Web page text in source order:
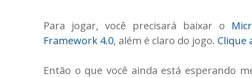
Para jogar, você precisará baixar o
Framework 4.0, além é claro do jogo. Clique
Então o que você ainda está esperando